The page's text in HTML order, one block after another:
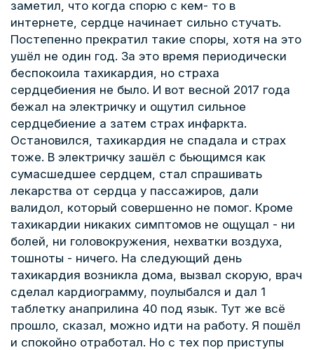
заметил, что когда спорю с кем- то в
интернете, сердце начинает сильно стучать.
Постепенно прекратил такие споры, хотя на это
ушёл не один год. За это время периодически
беспокоила тахикардия, но страха
сердцебиения не было. И вот весной 2017 года
бежал на электричку и ощутил сильное
сердцебиение а затем страх инфаркта.
Остановился, тахикардия не спадала и страх
тоже. В электричку зашёл с бьющимся как
сумасшедшее сердцем, стал спрашивать
лекарства от сердца у пассажиров, дали
валидол, который совершенно не помог. Кроме
тахикардии никаких симптомов не ощущал - ни
болей, ни головокружения, нехватки воздуха,
тошноты - ничего. На следующий день
тахикардия возникла дома, вызвал скорую, врач
сделал кардиограмму, поулыбался и дал 1
таблетку анаприлина 40 под язык. Тут же всё
прошло, сказал, можно идти на работу. Я пошёл
и спокойно отработал. Но с тех пор приступы